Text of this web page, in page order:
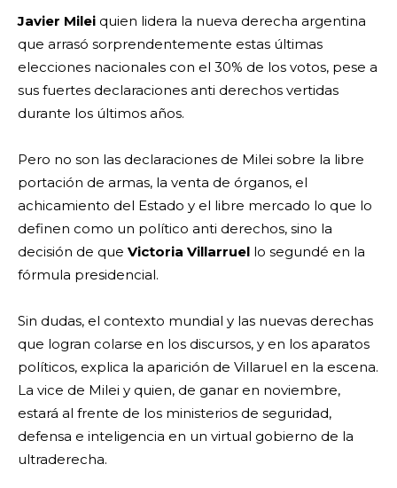
Javier Milei quien lidera la nueva derecha argentina
que arrasó sorprendentemente estas últimas
elecciones nacionales con el 30% de los votos, pese a
sus fuertes declaraciones anti derechos vertidas
durante los últimos años.
Pero no son las declaraciones de Milei sobre la libre
portación de armas, la venta de órganos, el
achicamiento del Estado y el libre mercado lo que lo
definen como un político anti derechos, sino la
decisión de que Victoria Villarruel lo segundé en la
fórmula presidencial.
Sin dudas, el contexto mundial y las nuevas derechas
que logran colarse en los discursos, y en los aparatos
políticos, explica la aparición de Villaruel en la escena.
La vice de Milei y quien, de ganar en noviembre,
estará al frente de los ministerios de seguridad,
defensa e inteligencia en un virtual gobierno de la
ultraderecha.